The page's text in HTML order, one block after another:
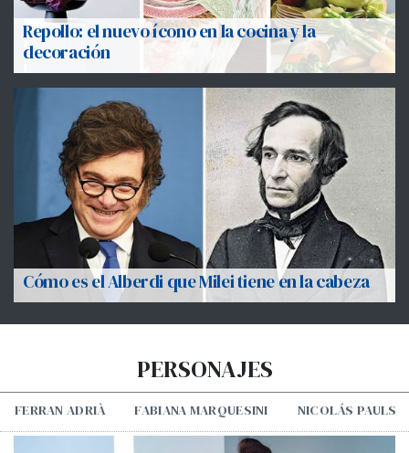
Repollo: el nuevo ícono en la cocina y la
decoración
Cómo es el Alberdi que Milei tiene en la cabeza
PERSONAJES
FERRAN ADRIÀ FABIANA MARQUESINI NICOLÁS PAULS